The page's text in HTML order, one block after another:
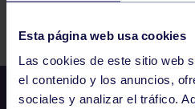
Esta página web usa cookies
Las cookies de este sitio web
el contenido y los anuncios,
sociales y analizar el tráfico.